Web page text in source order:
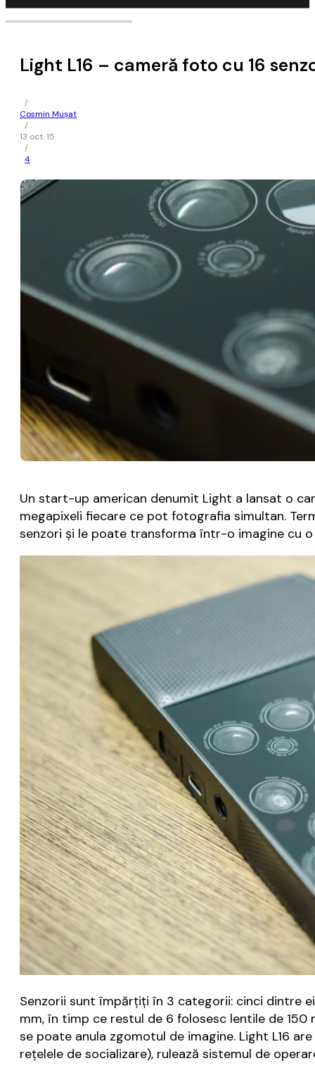
Light L16 – cameră foto cu 16
/
Cosmin Mușat
/
13 oct. 15
/
4
Un start-up american denumit Light a lansat o
megapixeli fiecare ce pot fotografia simultan.
senzori şi le poate transforma într-o imagine cu
Senzorii sunt împărţiţi în 3 categorii: cinci dintre
mm, în timp ce restul de 6 folosesc lentile de 150
se poate anula zgomotul de imagine. Light L16
reţelele de socializare), rulează sistemul de